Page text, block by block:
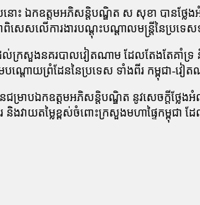
ជំនួបនោះ ឯកឧត្តមអភិសន្តិបណ្ឌិត ស សុខា បា
សេសលើការងារបណ្តុះបណ្តាលមន្ត្រីនៃប្រទេស
សួងនគរបាលវៀតណាម ដែលតែងតែគាំទ្រ និង
តោយព្រំដែននៃប្រទេស ទាំងពីរ កម្ពុជា-វៀត
រាបឯកឧត្តមអភិសន្តិបណ្ឌិត នូវសេចក្ដីថ្លែ
យតម្លៃខ្ពស់ចំពោះក្រសួងមហាផ្ទៃកម្ពុជា ដែ